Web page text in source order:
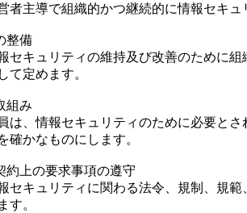
者主導で組織的かつ継続的に情報セキュ
整備
セキュリティの維持及び改善のために
て定めます。
組み
は、情報セキュリティのために必要と
確かなものにします。
約上の要求事項の遵守
セキュリティに関わる法令、規制、規
す。